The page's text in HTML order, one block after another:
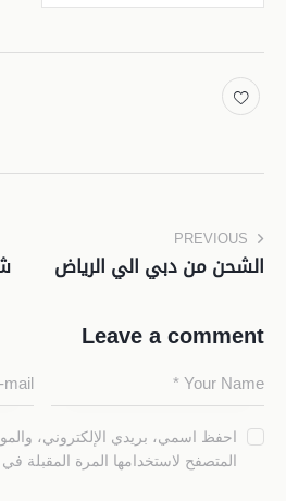
PREVIOUS
الشحن من دبي الي الرياض
Leave a comment
احفظ اسمي، بريدي الإلكتروني،
المتصفح لاستخدامها المرة المقبلة